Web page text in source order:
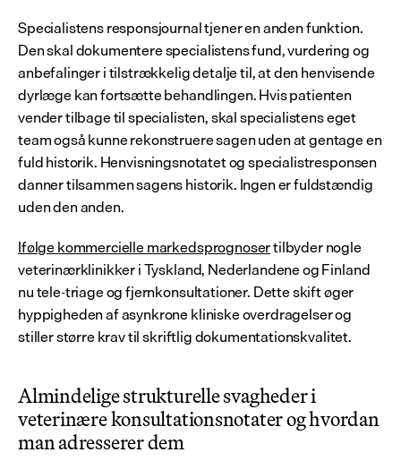
Specialistens responsjournal tjener en anden funktion.
Den skal dokumentere specialistens fund, vurdering og
anbefalinger i tilstrækkelig detalje til, at den henvisende
dyrlæge kan fortsætte behandlingen. Hvis patienten
vender tilbage til specialisten, skal specialistens eget
team også kunne rekonstruere sagen uden at gentage en
fuld historik. Henvisningsnotatet og specialistresponsen
danner tilsammen sagens historik. Ingen er fuldstændig
uden den anden.
Ifølge kommercielle markedsprognoser tilbyder nogle
veterinærklinikker i Tyskland, Nederlandene og Finland
nu tele-triage og fjernkonsultationer. Dette skift øger
hyppigheden af asynkrone kliniske overdragelser og
stiller større krav til skriftlig dokumentationskvalitet.
Almindelige strukturelle svagheder i
veterinære konsultationsnotater og hvordan
man adresserer dem